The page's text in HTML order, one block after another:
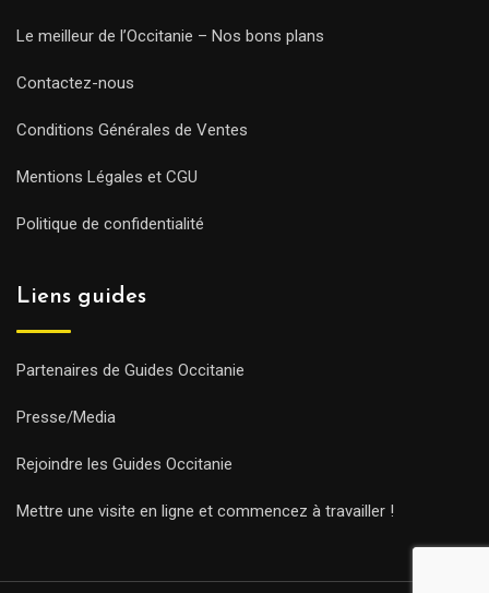
Le meilleur de l’Occitanie – Nos bons plans
Contactez-nous
Conditions Générales de Ventes
Mentions Légales et CGU
Politique de confidentialité
Liens guides
Partenaires de Guides Occitanie
Presse/Media
Rejoindre les Guides Occitanie
Mettre une visite en ligne et commencez à travailler !